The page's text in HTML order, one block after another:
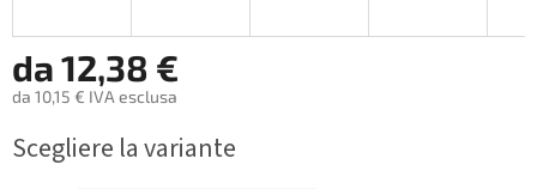
da12,38 €
da 10,15 € IVA esclusa
della
Scegliere la variante